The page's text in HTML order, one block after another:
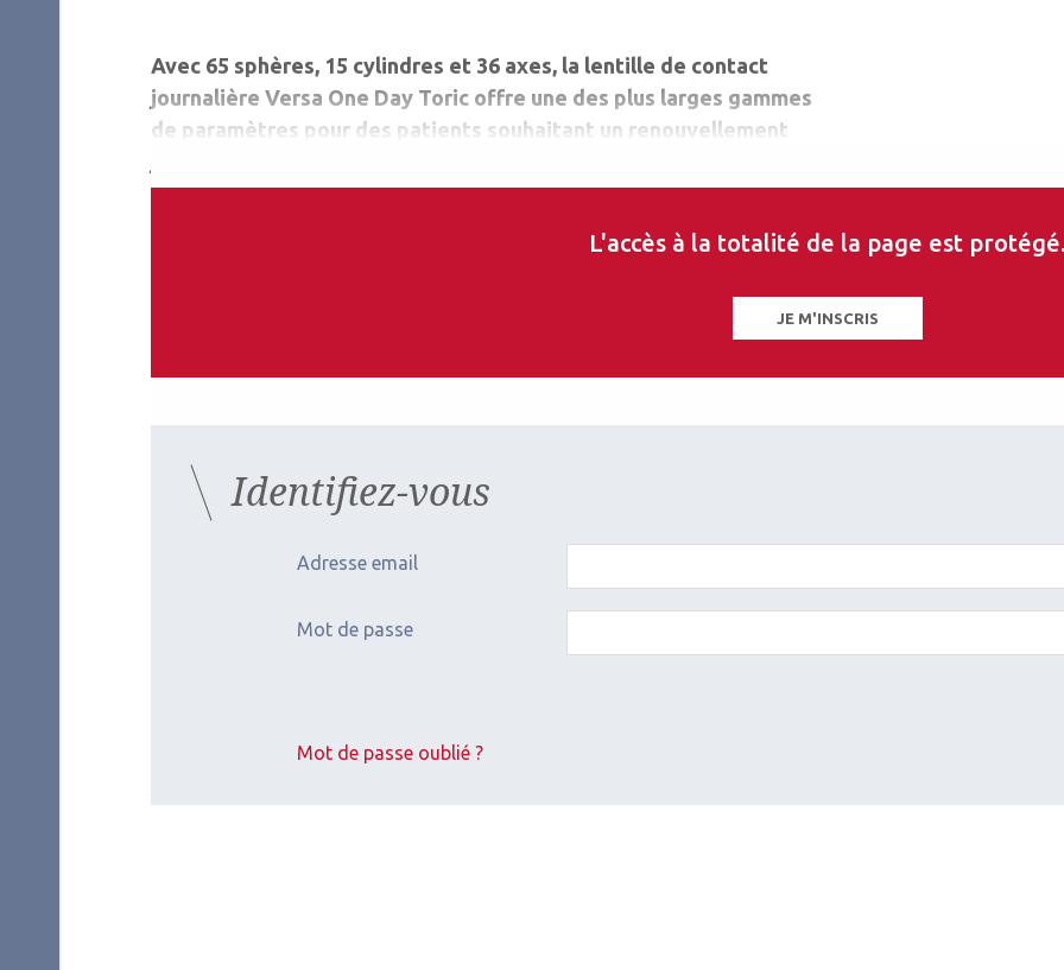
Avec 65 sphères, 15 cylindres et 36 axes, la lentille de contact
journalière Versa One Day Toric offre une des plus larges gammes
de paramètres pour des patients souhaitant un renouvellement
-5,75 dioptries.
L'accès à la totalité de la page est
JE M'INSCRIS
Identifiez-vous
Adresse email
Mot de passe
Mot de passe oublié ?